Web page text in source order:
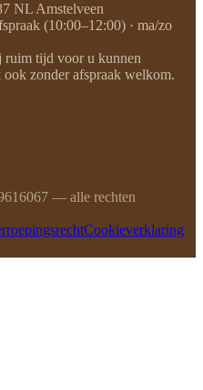
NL Amstelveen
(10:00–12:00) · ma/zo
ruim tijd voor u kunnen
zonder afspraak welkom.
— alle rechten
Cookieverklaring